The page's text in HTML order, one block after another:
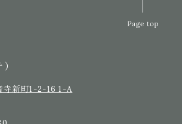
寺新町1-2-16 1-A